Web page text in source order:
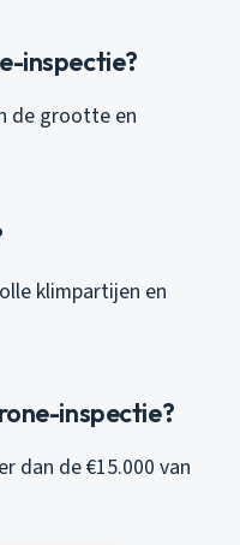
inspectie?
de grootte en
klimpartijen en
inspectie?
dan de €15.000 van